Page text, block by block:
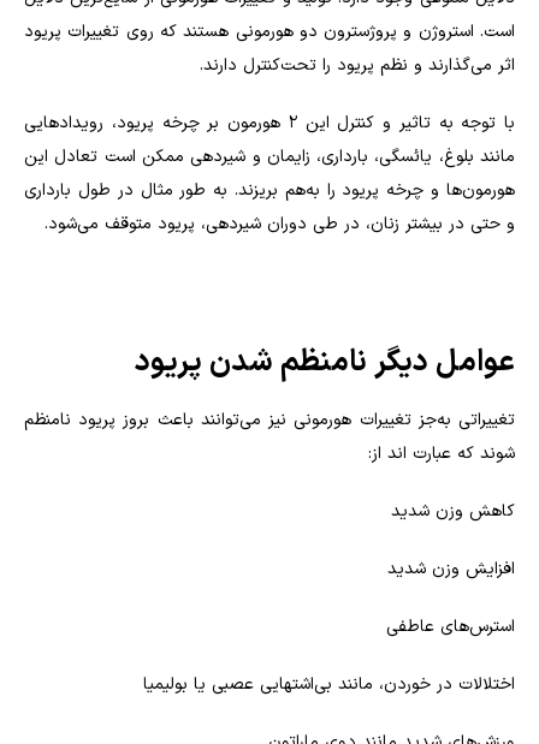
است. استروژن و پروژسترون دو هورمونی هستند که روی تغییرات پریود
اثر می‌گذارند و نظم پریود را تحت‌کنترل دارند.
با توجه به تاثیر و کنترل این ۲ هورمون بر چرخه پریود، رویدادهایی
مانند بلوغ، یائسگی، بارداری، زایمان و شیردهی ممکن است تعادل این
هورمون‌ها و چرخه پریود را به‌هم بریزند. به طور مثال در طول بارداری
و حتی در بیشتر زنان، در طی دوران شیردهی، پریود متوقف می‌شود.
عوامل دیگر نامنظم شدن پریود
تغییراتی به‌جز تغییرات هورمونی نیز می‌توانند باعث بروز پریود نامنظم
شوند که عبارت اند از:
کاهش وزن شدید
افزایش وزن شدید
استرس‌های عاطفی
اختلالات در خوردن، مانند بی‌اشتهایی عصبی یا بولیمیا